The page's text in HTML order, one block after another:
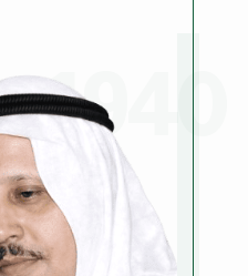
1940 — 2010